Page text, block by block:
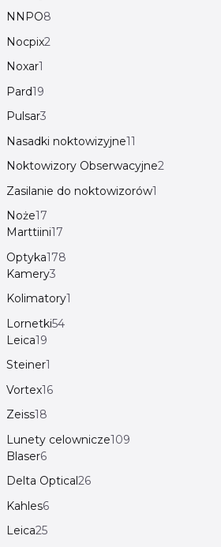
NNPO8
Nocpix2
Noxar1
Pard19
Pulsar3
Nasadki noktowizyjne11
Noktowizory Obserwacyjne2
Zasilanie do noktowizorów1
Noże17
Marttiini17
Optyka178
Kamery3
Kolimatory1
Lornetki54
Leica19
Steiner1
Vortex16
Zeiss18
Lunety celownicze109
Blaser6
Delta Optical26
Kahles6
Leica25